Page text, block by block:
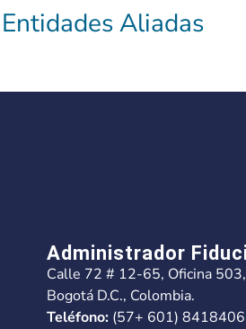
Entidades Aliadas
Administrador
Calle 72 # 12-65, Oficina
Bogotá D.C., Colombia.
Teléfono: (57+ 601) 8418406